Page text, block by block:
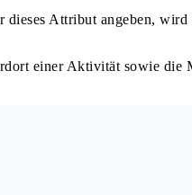
Attribut angeben, wird
einer Aktivität sowie die